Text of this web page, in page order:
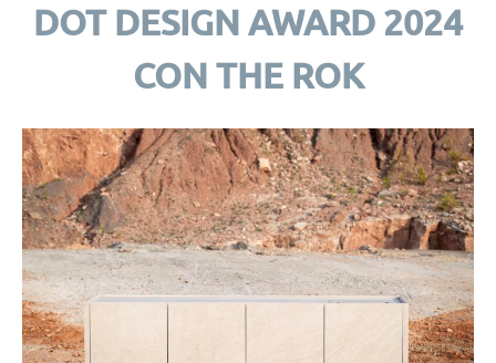
DOT DESIGN AWARD 2024
CON THE ROK